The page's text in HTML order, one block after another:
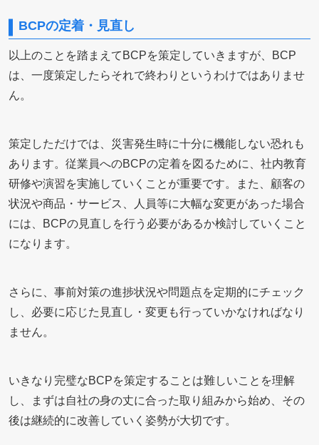
BCPの定着・見直し
以上のことを踏まえてBCPを策定していきますが、BCP
は、一度策定したらそれで終わりというわけではありませ
ん。
策定しただけでは、災害発生時に十分に機能しない恐れも
あります。従業員へのBCPの定着を図るために、社内教育
研修や演習を実施していくことが重要です。また、顧客の
状況や商品・サービス、人員等に大幅な変更があった場合
には、BCPの見直しを行う必要があるか検討していくこと
になります。
さらに、事前対策の進捗状況や問題点を定期的にチェック
し、必要に応じた見直し・変更も行っていかなければなり
ません。
いきなり完璧なBCPを策定することは難しいことを理解
し、まずは自社の身の丈に合った取り組みから始め、その
後は継続的に改善していく姿勢が大切です。